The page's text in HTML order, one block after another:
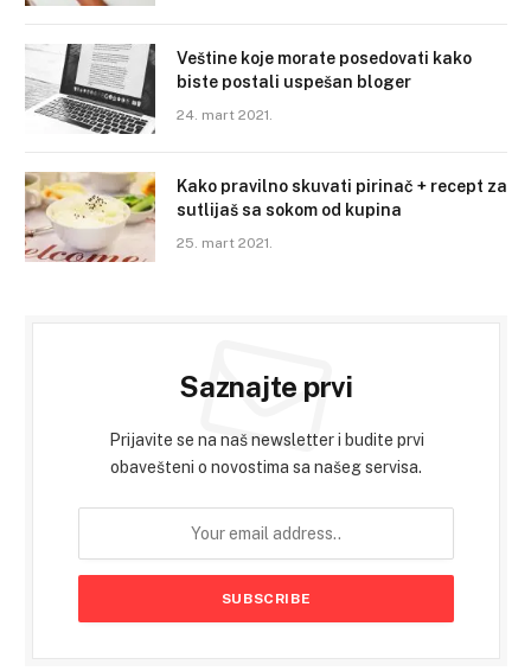
Veštine koje morate posedovati kako
biste postali uspešan bloger
24. mart 2021.
Kako pravilno skuvati pirinač + recept za
sutlijaš sa sokom od kupina
25. mart 2021.
Saznajte prvi
Prijavite se na naš newsletter i budite prvi
obavešteni o novostima sa našeg servisa.